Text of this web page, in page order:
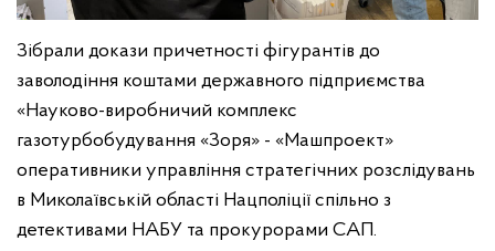
Зібрали докази причетності фігурантів до
заволодіння коштами державного підприємства
«Науково-виробничий комплекс
газотурбобудування «Зоря» - «Машпроект»
оперативники управління стратегічних розслідувань
в Миколаївській області Нацполіції спільно з
детективами НАБУ та прокурорами САП.